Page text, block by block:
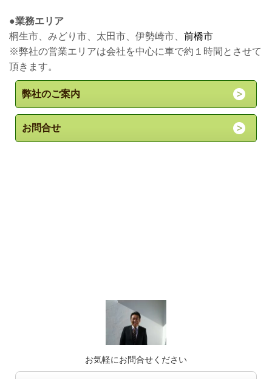
●業務エリア
桐生市、みどり市、太田市、伊勢崎市、 前橋市
※弊社の営業エリアは会社を中心に車で約１時間とさせて
頂きます。
弊社のご案内
お問合せ
お気軽にお問合せください